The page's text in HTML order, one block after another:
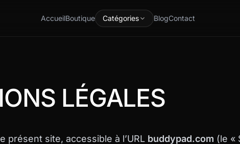
AccueilBoutique Catégories BlogContact
LÉGALES
présent site, accessible à l’URL buddypad.com (le «